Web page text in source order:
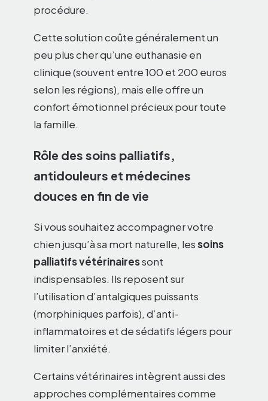
procédure.
Cette solution coûte généralement un
peu plus cher qu’une euthanasie en
clinique (souvent entre 100 et 200 euros
selon les régions), mais elle offre un
confort émotionnel précieux pour toute
la famille.
Rôle des soins palliatifs,
antidouleurs et médecines
douces en fin de vie
Si vous souhaitez accompagner votre
chien jusqu’à sa mort naturelle, lessoins
palliatifs vétérinairessont
indispensables. Ils reposent sur
l’utilisation d’antalgiques puissants
(morphiniques parfois), d’anti-
inflammatoires et de sédatifs légers pour
limiter l’anxiété.
Certains vétérinaires intègrent aussi des
approches complémentaires comme